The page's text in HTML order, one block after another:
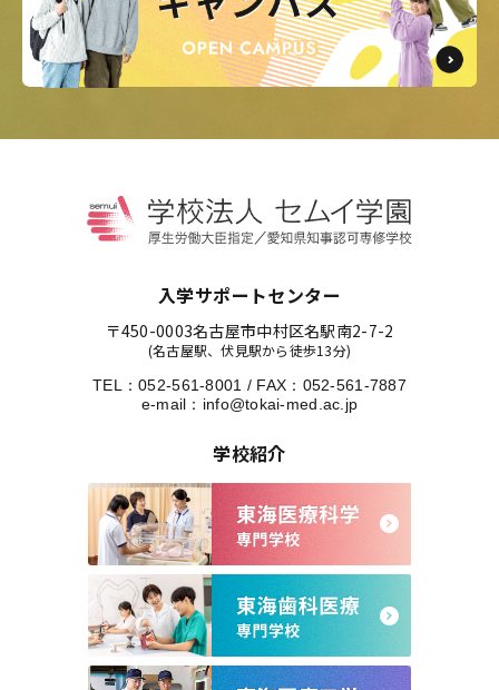
入学サポートセンター
〒450-0003名古屋市中村区名駅南2-7-2
(名古屋駅、伏見駅から徒歩13分)
TEL：052-561-8001 / FAX：052-561-7887
e-mail： info@tokai-med.ac.jp
学校紹介